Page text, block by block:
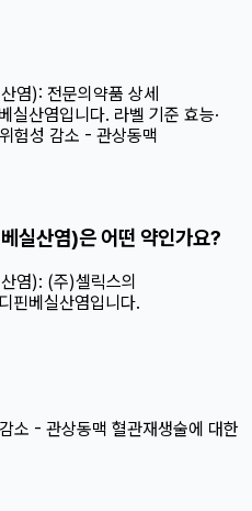
염): 전문의약품 상세
실산염입니다. 라벨 기준 효능·
험성 감소 - 관상동맥
실산염)은 어떤 약인가요?
염): (주)셀릭스의
핀베실산염입니다.
소 - 관상동맥 혈관재생술에 대한